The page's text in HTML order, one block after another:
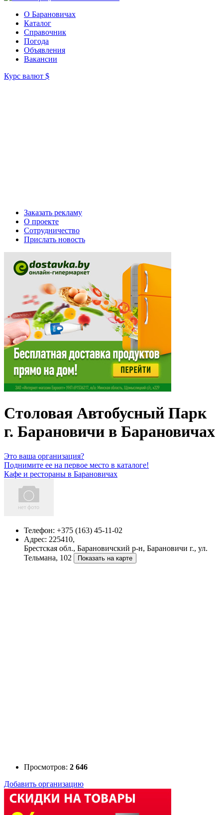
О Барановичах
Каталог
Справочник
Погода
Объявления
Вакансии
Курс валют $
Заказать рекламу
О проекте
Сотрудничество
Прислать новость
Столовая Автобусный Парк
г. Барановичи в Барановичах
Это ваша организация?
Поднимите ее на первое место в каталоге!
Кафе и рестораны в Барановичах
Телефон: +375 (163) 45-11-02
Адрес: 225410,
Брестская обл., Барановичский р-н, Барановичи г., ул.
Тельмана, 102
Просмотров: 2 646
Добавить организацию